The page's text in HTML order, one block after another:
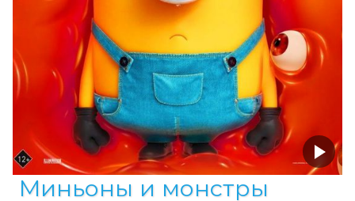
Миньоны и монстры